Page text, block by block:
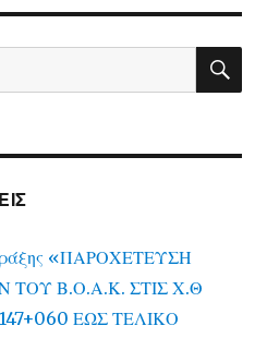
«ΠΑΡΟΧΕΤΕΥΣΗ
ΤΟΥ Β.Ο.Α.Κ. ΣΤΙΣ Χ.Θ
ΕΩΣ ΤΕΛΙΚΟ